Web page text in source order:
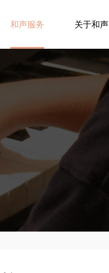
和声服务 关于和声